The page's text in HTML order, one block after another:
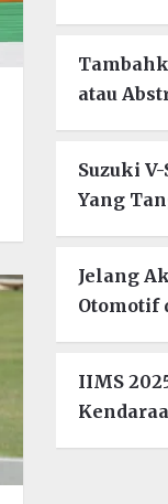
atau
Suzuki
Yang
Jelang
Otomotif
IIMS